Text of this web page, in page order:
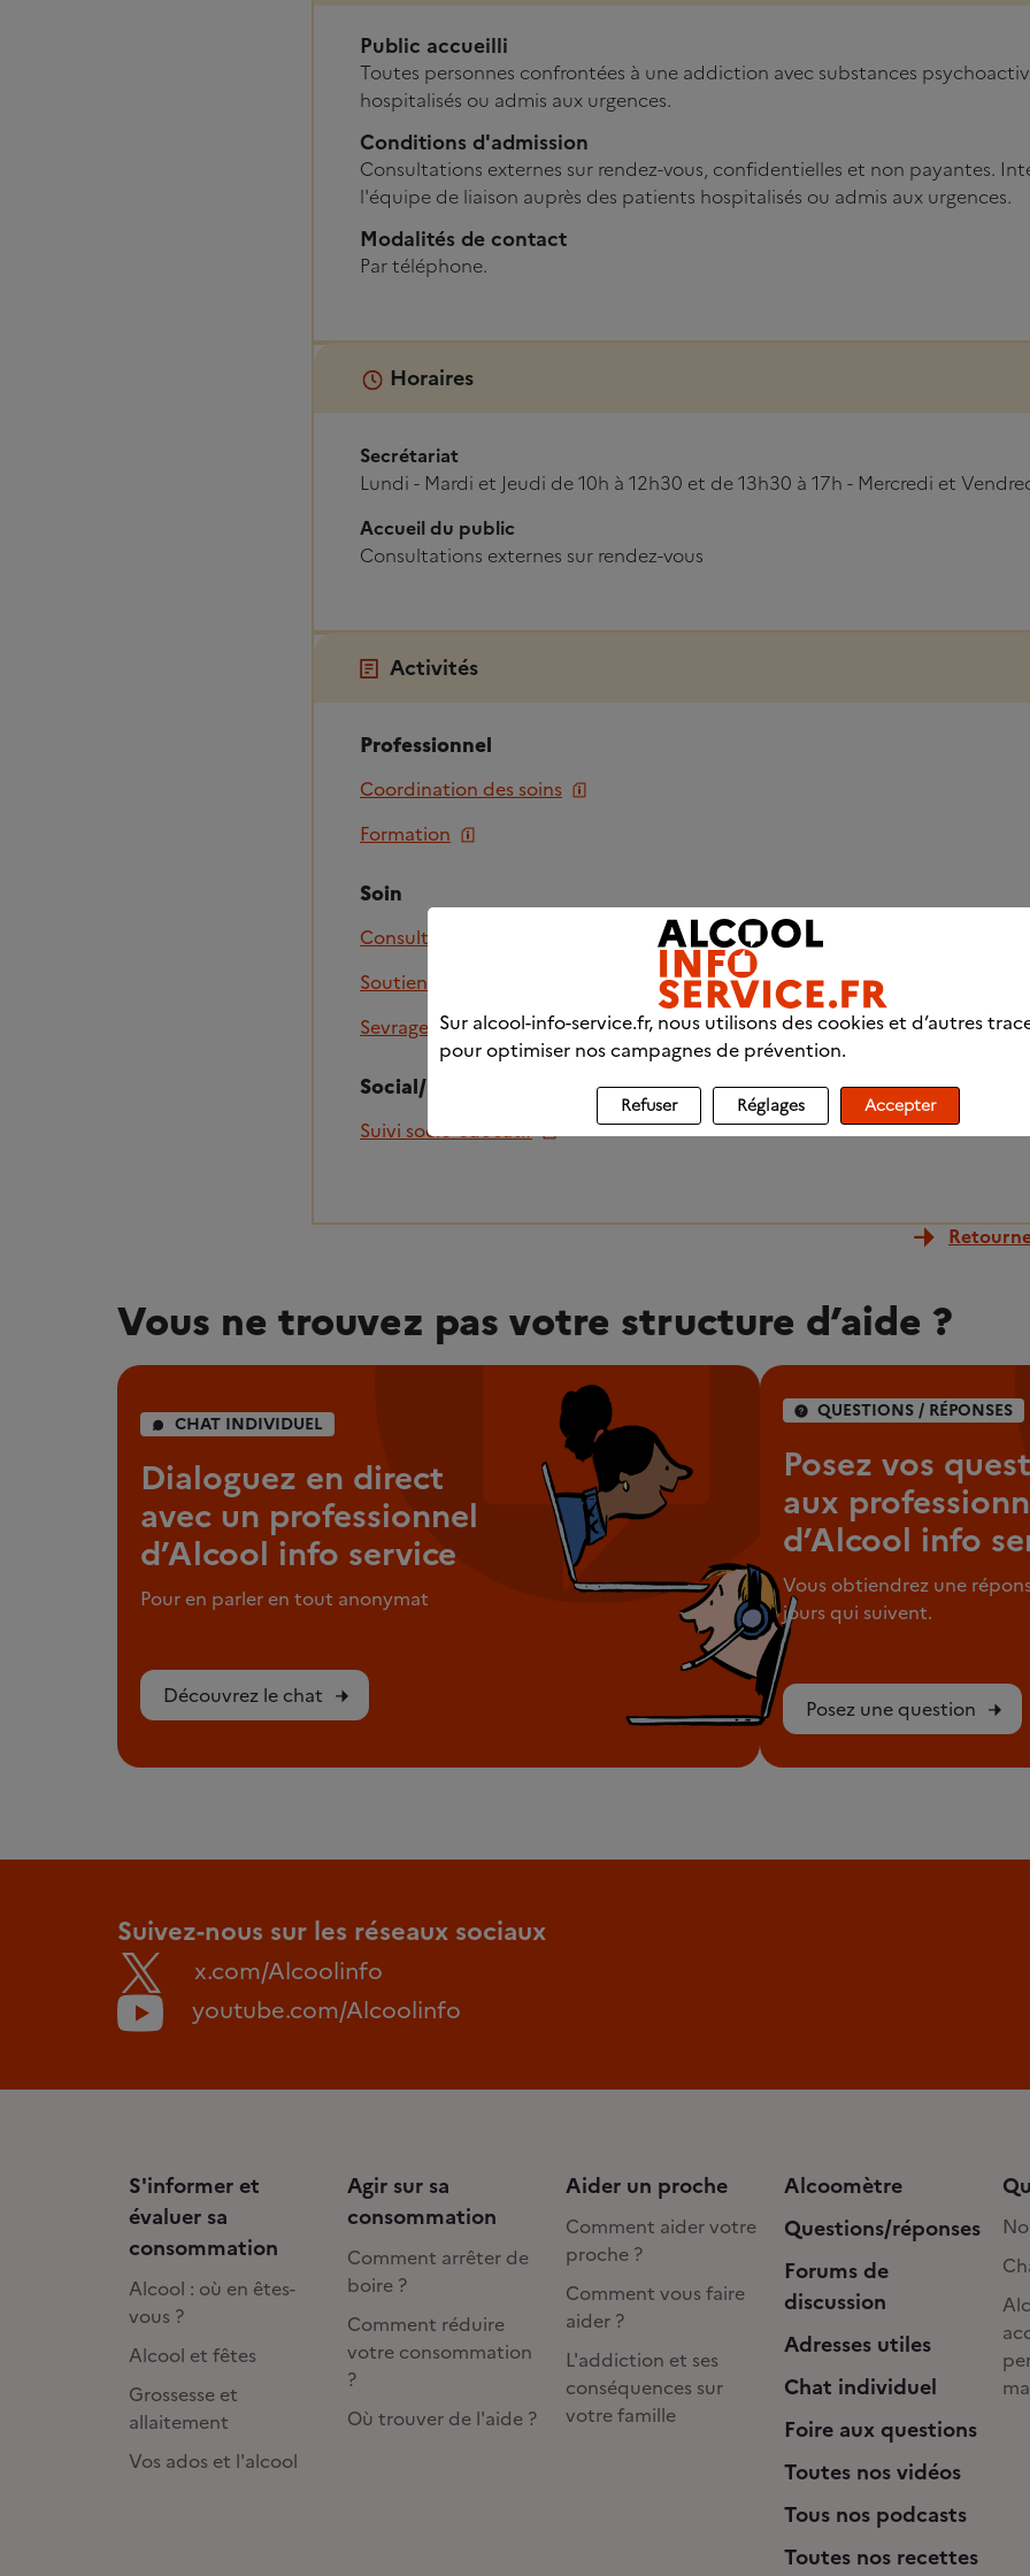
Public accueilli
Toutes personnes confrontées à une addiction avec substances
hospitalisés ou admis aux urgences.
Conditions d'admission
Consultations externes sur rendez-vous, confidentielles et non payantes.
l'équipe de liaison auprès des patients hospitalisés ou admis aux urgences.
Modalités de contact
Par téléphone.
Horaires
Secrétariat
Lundi - Mardi et Jeudi de 10h à 12h30 et de 13h30 à 17h - Mercredi et
Accueil du public
Consultations externes sur rendez-vous
Activités
Professionnel
Coordination des soins
Formation
Soin
Consultation médicale
Soutien individuel (usager et/ou entourage)
Sevrage ambulatoire
Social/Insertion
Suivi socio-éducatif
Vous ne trouvez pas votre structure d’aide ?
CHAT INDIVIDUEL
Dialoguez en direct
avec un professionnel
d’Alcool info service
Pour en parler en tout anonymat
Découvrez le chat
QUESTIONS / RÉPONSES
Posez vos
aux
d’Alcool info
Vous obtiendrez une
jours qui suivent.
Posez une question
Suivez-nous sur les réseaux sociaux
x.com/Alcoolinfo
youtube.com/Alcoolinfo
S'informer et
évaluer sa
consommation
Alcool : où en êtes-
vous ?
Alcool et fêtes
Grossesse et
allaitement
Vos ados et l'alcool
Agir sur sa
consommation
Comment arrêter de
boire ?
Comment réduire
votre consommation
?
Où trouver de l'aide ?
Aider un proche
Comment aider votre
proche ?
Comment vous faire
aider ?
L'addiction et ses
conséquences sur
votre famille
Alcoomètre
Questions/réponses
Forums de
discussion
Adresses utiles
Chat individuel
Foire aux questions
Toutes nos vidéos
Tous nos podcasts
Toutes nos recettes
Sur alcool-info-service.fr, nous utilisons des cookies et d’autres
pour optimiser nos campagnes de prévention.
Refuser Réglages Accepter